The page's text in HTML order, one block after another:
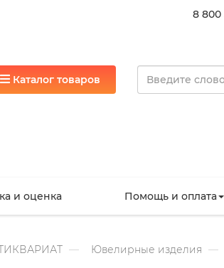
8 800
Каталог товаров
и оценка Помощь и оплата
Ювелирные изделия